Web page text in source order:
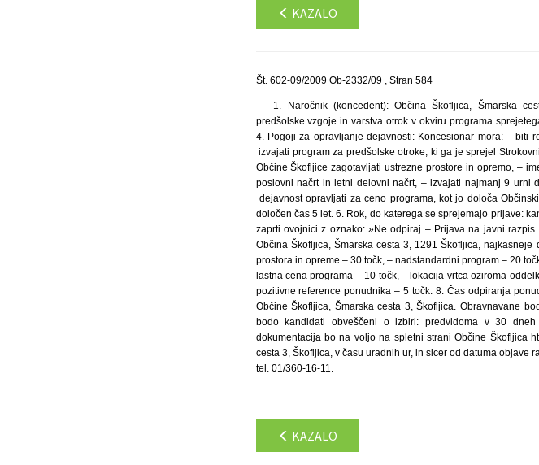
KAZALO
Št. 602-09/2009 Ob-2332/09 , Stran 584
1. Naročnik (koncedent): Občina Škofljica, Šmarska
predšolske vzgoje in varstva otrok v okviru programa
4. Pogoji za opravljanje dejavnosti: Koncesionar mora: – biti
izvajati program za predšolske otroke, ki ga je sprejel
Občine Škofljice zagotavljati ustrezne prostore in opremo, –
poslovni načrt in letni delovni načrt, – izvajati najmanj 9 urni
dejavnost opravljati za ceno programa, kot jo določa
določen čas 5 let. 6. Rok, do katerega se sprejemajo prijave:
zaprti ovojnici z oznako: »Ne odpiraj – Prijava na javni
Občina Škofljica, Šmarska cesta 3, 1291 Škofljica,
prostora in opreme – 30 točk, – nadstandardni program – 20
lastna cena programa – 10 točk, – lokacija vrtca oziroma
pozitivne reference ponudnika – 5 točk. 8. Čas odpiranja
Občine Škofljica, Šmarska cesta 3, Škofljica. Obravnavane
bodo kandidati obveščeni o izbiri: predvidoma v 30
dokumentacija bo na voljo na spletni strani Občine Škofljica
cesta 3, Škofljica, v času uradnih ur, in sicer od datuma objave
tel. 01/360-16-11.
KAZALO